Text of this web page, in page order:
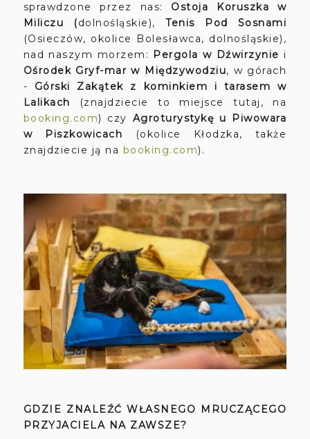
sprawdzone przez nas: Ostoja Koruszka w
Miliczu (dolnośląskie),Tenis Pod Sosnami
(Osieczów, okolice Bolesławca, dolnośląskie),
nad naszym morzem:
Pergola w Dźwirzynie i
Ośrodek Gryf-mar w Międzywodziu, w górach
- Górski Zakątek z kominkiem i tarasem w
Lalikach
(znajdziecie to miejsce tutaj, na
booking.com) czy Agroturystykę u Piwowara
w Piszkowicach
(okolice Kłodzka, także
znajdziecie ją na booking.com).
GDZIE ZNALEŹĆ WŁASNEGO MRUCZĄCEGO
PRZYJACIELA NA ZAWSZE?